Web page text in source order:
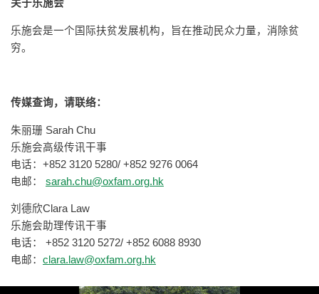
关于乐施会
乐施会是一个国际扶贫发展机构，旨在推动民众力量，消除贫
穷。
传媒查询，请联络：
朱丽珊 Sarah Chu
乐施会高级传讯干事
电话：+852 3120 5280/ +852 9276 0064
电邮： sarah.chu@oxfam.org.hk
刘德欣Clara Law
乐施会助理传讯干事
电话： +852 3120 5272/ +852 6088 8930
电邮： clara.law@oxfam.org.hk